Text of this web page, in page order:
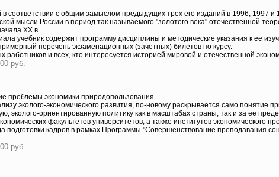
в соответствии с общим замыслом предыдущих трех его изданий в 1996, 1997 и
мысли России в период так называемого "золотого века" отечественной
XX в.
учебник содержит программу дисциплины и методические указания к ее
перечень экзаменационных (зачетных) билетов по курсу.
и всех, кто интересуется историей мировой и отечественной
руб.
проблемы экономики природопользования.
эколого-экономического развития, по-новому раскрывается само
эколого-ориентированную политику как в масштабах страны, так и за ее
факультетов университетов, а также институтов экономического
кадров в рамках Программы "Совершенствование преподавания
руб.